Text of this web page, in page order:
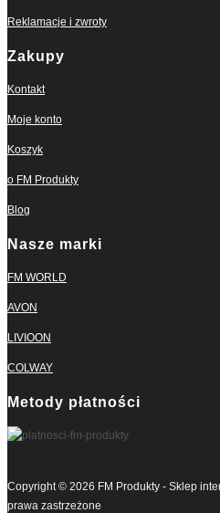
Reklamacje i zwroty
Zakupy
Kontakt
Moje konto
Koszyk
o FM Produkty
Blog
Nasze marki
FM WORLD
AVON
LIVIOON
COLWAY
Metody płatności
Copyright © 2026 FM Produkty - Sklep
prawa zastrzeżone